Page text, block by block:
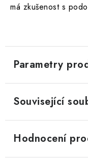
má zkušenost s
Parametry
Související
Hodnocení